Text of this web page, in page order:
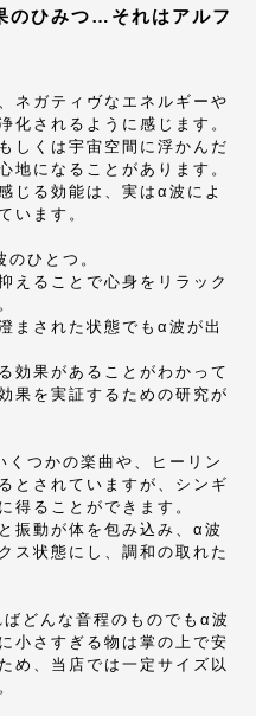
のひみつ…それはアルフ
ネガティヴなエネルギーや
化されるように感じます。
しくは宇宙空間に浮かんだ
地になることがあります。
じる効能は、実はα波によ
います。
ひとつ。
えることで心身をリラック
まされた状態でもα波が出
効果があることがわかって
果を実証するための研究が
つかの楽曲や、ヒーリン
とされていますが、シンギ
得ることができます。
振動が体を包み込み、α波
ス状態にし、調和の取れた
どんな音程のものでもα波
小さすぎる物は掌の上で安
め、当店では一定サイズ以